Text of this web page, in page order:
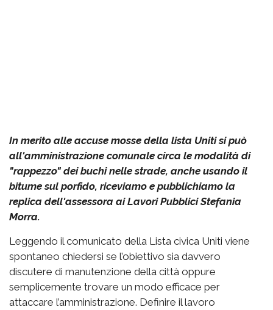
In merito alle accuse mosse della lista Uniti si può
all'amministrazione comunale circa le modalità di
"rappezzo" dei buchi nelle strade, anche usando il
bitume sul porfido, riceviamo e pubblichiamo la
replica dell'assessora ai Lavori Pubblici Stefania
Morra.
Leggendo il comunicato della Lista civica Uniti viene
spontaneo chiedersi se l’obiettivo sia davvero
discutere di manutenzione della città oppure
semplicemente trovare un modo efficace per
attaccare l’amministrazione. Definire il lavoro